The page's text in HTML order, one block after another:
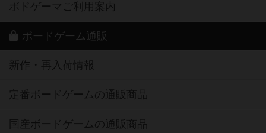
ボドゲーマご利用案内
ボードゲーム通販
新作・再入荷情報
定番ボードゲームの通販商品
国産ボードゲームの通販商品